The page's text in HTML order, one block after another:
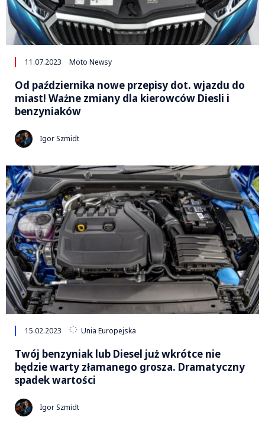
11.07.2023 Moto Newsy
Od października nowe przepisy dot. wjazdu do
miast! Ważne zmiany dla kierowców Diesli i
benzyniaków
Igor Szmidt
15.02.2023 Unia Europejska
Twój benzyniak lub Diesel już wkrótce nie
będzie warty złamanego grosza. Dramatyczny
spadek wartości
Igor Szmidt